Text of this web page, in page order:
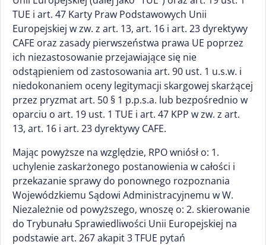
TUE i art. 47 Karty Praw Podstawowych Unii
Europejskiej w zw. z art. 13, art. 16 i art. 23 dyrektywy
CAFE oraz zasady pierwszeństwa prawa UE poprzez
ich niezastosowanie przejawiające się nie
odstąpieniem od zastosowania art. 90 ust. 1 u.s.w. i
niedokonaniem oceny legitymacji skargowej skarżącej
przez pryzmat art. 50 § 1 p.p.s.a. lub bezpośrednio w
oparciu o art. 19 ust. 1 TUE i art. 47 KPP w zw. z art.
13, art. 16 i art. 23 dyrektywy CAFE.
Mając powyższe na względzie, RPO wniósł o: 1.
uchylenie zaskarżonego postanowienia w całości i
przekazanie sprawy do ponownego rozpoznania
Wojewódzkiemu Sądowi Administracyjnemu w W.
Niezależnie od powyższego, wnoszę o: 2. skierowanie
do Trybunału Sprawiedliwości Unii Europejskiej na
podstawie art. 267 akapit 3 TFUE pytań